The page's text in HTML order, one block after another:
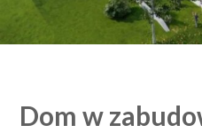
Dom w